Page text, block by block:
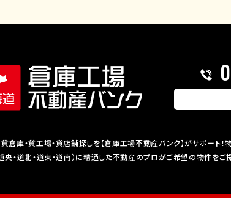
倉庫・貸工場・貸店舗探しを【倉庫工場不動産バンク】がサポート
央・道北・道東・道南）に精通した不動産のプロがご希望の物件をご